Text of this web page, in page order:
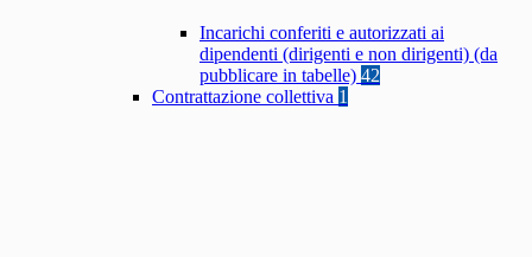
Incarichi conferiti e autorizzati ai
dipendenti (dirigenti e non dirigenti) (da
pubblicare in tabelle) 42
Contrattazione collettiva 1